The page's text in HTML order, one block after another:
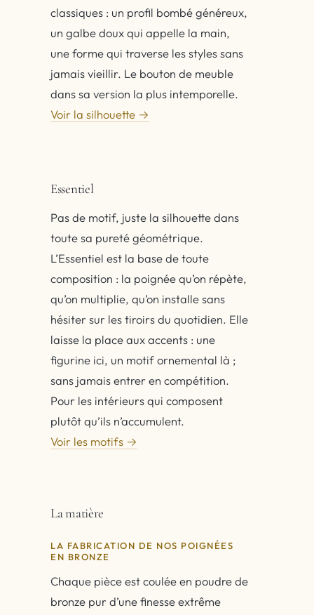
classiques : un profil bombé généreux,
un galbe doux qui appelle la main,
une forme qui traverse les styles sans
jamais vieillir. Le bouton de meuble
dans sa version la plus intemporelle.
Voir la silhouette →
Essentiel
Pas de motif, juste la silhouette dans
toute sa pureté géométrique.
L’Essentiel est la base de toute
composition : la poignée qu’on répète,
qu’on multiplie, qu’on installe sans
hésiter sur les tiroirs du quotidien. Elle
laisse la place aux accents : une
figurine ici, un motif ornemental là ;
sans jamais entrer en compétition.
Pour les intérieurs qui composent
plutôt qu’ils n’accumulent.
Voir les motifs →
La matière
LA FABRICATION DE NOS POIGNÉES
EN BRONZE
Chaque pièce est coulée en poudre de
bronze pur d’une finesse extrême